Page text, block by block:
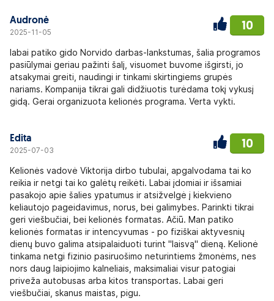
Audronė
2025-11-05 10
labai patiko gido Norvido darbas-lankstumas, šalia programos
pasiūlymai geriau pažinti šalį, visuomet buvome išgirsti, jo
atsakymai greiti, naudingi ir tinkami skirtingiems grupės
nariams. Kompanija tikrai gali didžiuotis turėdama tokį vykusį
gidą. Gerai organizuota kelionės programa. Verta vykti.
Edita
2025-07-03 10
Kelionės vadovė Viktorija dirbo tubulai, apgalvodama tai ko
reikia ir netgi tai ko galėtų reikėti. Labai įdomiai ir išsamiai
pasakojo apie šalies ypatumus ir atsižvelgė į kiekvieno
keliautojo pageidavimus, norus, bei galimybes. Parinkti tikrai
geri viešbučiai, bei kelionės formatas. Ačiū. Man patiko
kelionės formatas ir intencyvumas - po fiziškai aktyvesnių
dienų buvo galima atsipalaiduoti turint "laisvą" dieną. Kelionė
tinkama netgi fizinio pasiruošimo neturintiems žmonėms, nes
nors daug laipiojimo kalneliais, maksimaliai visur patogiai
priveža autobusas arba kitos transportas. Labai geri
viešbučiai, skanus maistas, pigu.